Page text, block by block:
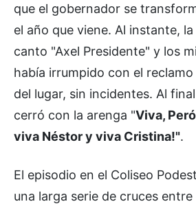
que el gobernador se
el año que viene. Al instante,
canto "Axel Presidente" y los
había irrumpido con el
del lugar, sin incidentes. Al
cerró con la arenga "Viva,
viva Néstor y viva Cristina!".
El episodio en el Coliseo
una larga serie de cruces